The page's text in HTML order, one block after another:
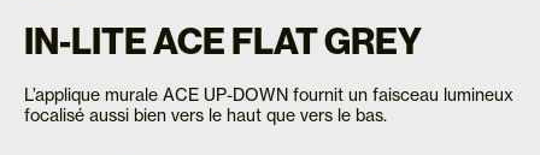
IN-LITE ACE FLAT GREY
L’applique murale ACE UP-DOWN fournit un faisceau lumineux
focalisé aussi bien vers le haut que vers le bas.